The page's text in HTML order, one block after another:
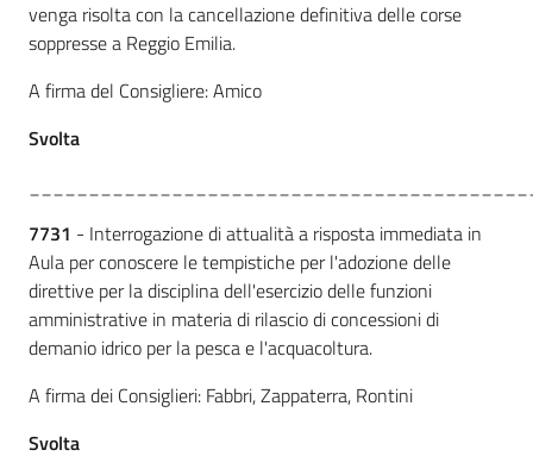
venga risolta con la cancellazione definitiva delle corse
soppresse a Reggio Emilia.
A firma del Consigliere: Amico
Svolta
7731 - Interrogazione di attualità a risposta immediata in
Aula per conoscere le tempistiche per l'adozione delle
direttive per la disciplina dell'esercizio delle funzioni
amministrative in materia di rilascio di concessioni di
demanio idrico per la pesca e l'acquacoltura.
A firma dei Consiglieri: Fabbri, Zappaterra, Rontini
Svolta